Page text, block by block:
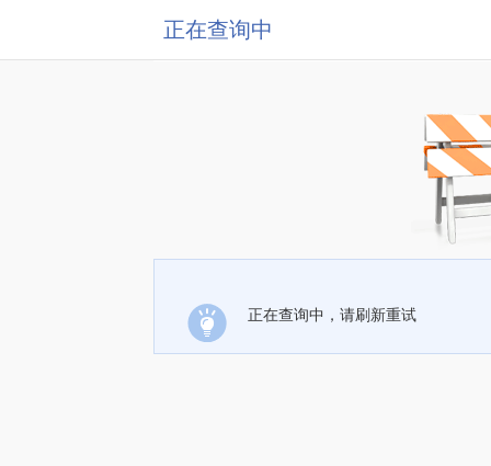
正在查询中
正在查询中，请刷新重试